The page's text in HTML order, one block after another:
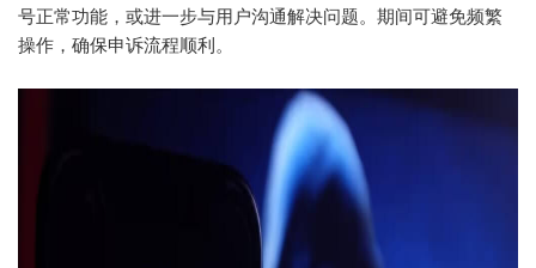
号正常功能，或进一步与用户沟通解决问题。期间可避免频繁
操作，确保申诉流程顺利。